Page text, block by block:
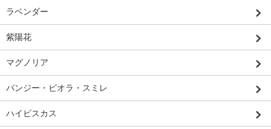
ラベンダー
紫陽花
マグノリア
パンジー・ビオラ・スミレ
ハイビスカス